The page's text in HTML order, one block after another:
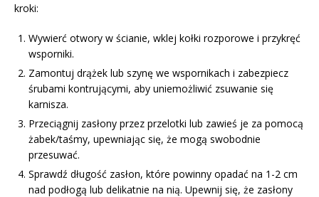
kroki:
Wywierć otwory w ścianie, wklej kołki rozporowe i przykręć
wsporniki.
Zamontuj drążek lub szynę we wspornikach i zabezpiecz
śrubami kontrującymi, aby uniemożliwić zsuwanie się
karnisza.
Przeciągnij zasłony przez przelotki lub zawieś je za pomocą
żabek/taśmy, upewniając się, że mogą swobodnie
przesuwać.
Sprawdź długość zasłon, które powinny opadać na 1-2 cm
nad podłogą lub delikatnie na nią. Upewnij się, że zasłony